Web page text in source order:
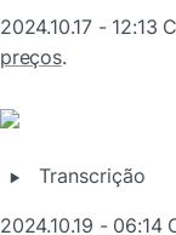
2024.10.17 - 12:13
preços.
‣ Transcrição
2024.10.19 - 06:14